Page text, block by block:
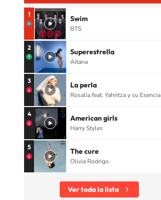
1 Swim
BTS
2 Superestrella
Aitana
3 La perla
Rosalía feat. Yahritza y su Esencia
4 American girls
Harry Styles
5 The cure
Olivia Rodrigo
Ver toda la lista